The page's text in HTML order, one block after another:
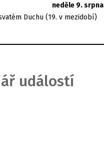
neděle 9. srpna
Duchu (19. v mezidobí)
událostí